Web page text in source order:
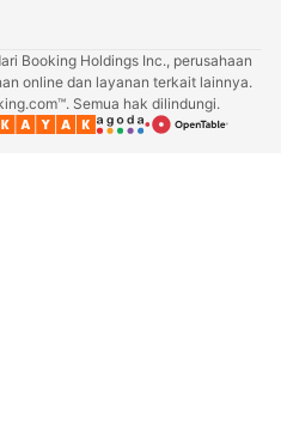
Booking Holdings Inc., perusahaan
online dan layanan terkait lainnya.
Semua hak dilindungi.